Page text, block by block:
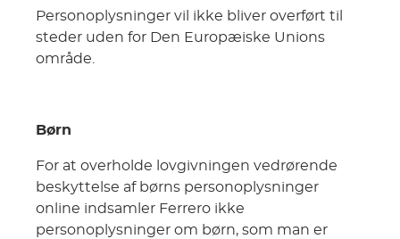
Personoplysninger vil ikke bliver overført til
steder uden for Den Europæiske Unions
område.
Børn
For at overholde lovgivningen vedrørende
beskyttelse af børns personoplysninger
online indsamler Ferrero ikke
personoplysninger om børn, som man er